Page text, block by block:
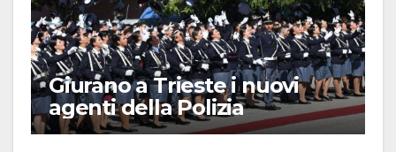
Giurano a Trieste i nuovi
agenti della Polizia